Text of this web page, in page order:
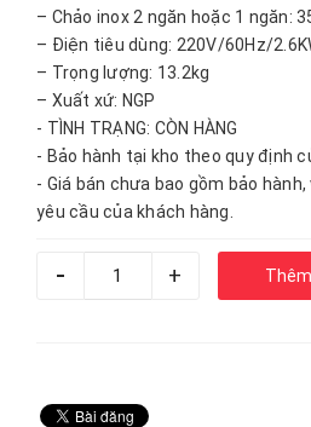
– Chảo inox 2 ngăn hoặc 1 ngăn:
– Điện tiêu dùng: 220V/60Hz/
– Trọng lượng: 13.2kg
– Xuất xứ: NGP
- TÌNH TRẠNG: CÒN HÀNG
- Bảo hành tại kho theo quy định
- Giá bán chưa bao gồm bảo
yêu cầu của khách hàng.
- +